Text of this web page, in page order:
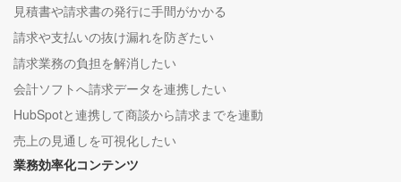
見積書や請求書の発行に手間がかかる
請求や支払いの抜け漏れを防ぎたい
請求業務の負担を解消したい
会計ソフトへ請求データを連携したい
HubSpotと連携して商談から請求までを連動
売上の見通しを可視化したい
業務効率化コンテンツ